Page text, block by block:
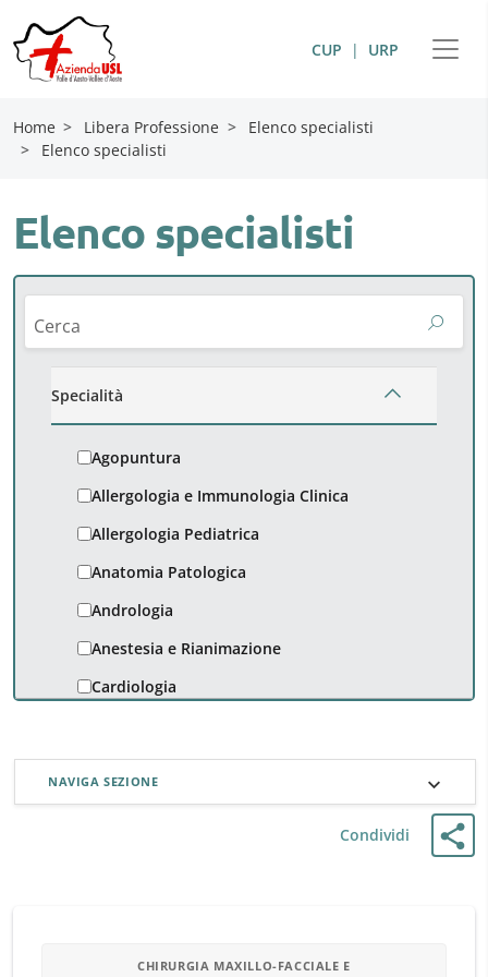
CUP | URP
Home > Libera Professione >
Elenco specialisti
>
Elenco specialisti
Elenco specialisti
CHIRURGIA MAXILLO-FACCIALE E
Condividi
NAVIGA SEZIONE
Cerca
Specialità
Agopuntura
Allergologia e Immunologia Clinica
Allergologia Pediatrica
Anatomia Patologica
Andrologia
Anestesia e Rianimazione
Cardiologia
Chirurgia Maxillo-facciale e
Odontostomatologica
Dermatologia e Venereologia